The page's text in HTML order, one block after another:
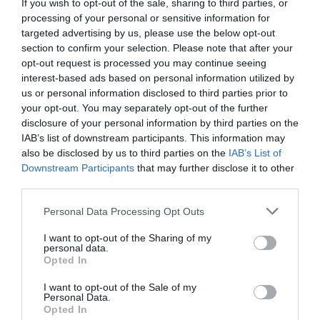
If you wish to opt-out of the sale, sharing to third parties, or
processing of your personal or sensitive information for
targeted advertising by us, please use the below opt-out
section to confirm your selection. Please note that after your
opt-out request is processed you may continue seeing
interest-based ads based on personal information utilized by
us or personal information disclosed to third parties prior to
your opt-out. You may separately opt-out of the further
disclosure of your personal information by third parties on the
IAB’s list of downstream participants. This information may
also be disclosed by us to third parties on the IAB’s List of
Downstream Participants that may further disclose it to other
Personal Data Processing Opt Outs
I want to opt-out of the Sharing of my
personal data.
Opted In
I want to opt-out of the Sale of my
Personal Data.
Opted In
A legfontosabb szempont a természet közeliség. A
Természettudományi Múzeumnak a természet
részének kell lennie
Vikár és Lukács Építész Stúdió
Talán úgy is lehet röviden fogalmazni és ezt a
BIG eleve úgy gondolta, hogy a
Természettudományi Múzeumnak itt a
természet részének kell lennie.
Elégedettek a projekttel?
Mi is és a BIG-esek is nagyon örültünk az
eredménynek. Persze elégedettek szerintem
soha nem leszünk, mindig lehet és kell még
jobbat csinálni.